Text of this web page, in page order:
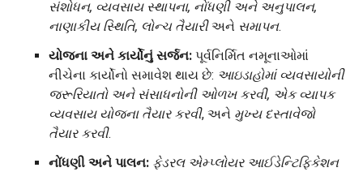
સંશોધન, વ્યવસાય સ્થાપના, નોંધણી અને અનુપાલન,
નાણાકીય સ્થિતિ, લોન્ચ તૈયારીઅને સમાપન.
યોજના અને કાર્યોનું સર્જન: પૂર્વનિર્મિત નમૂનાઓમાં
નીચેના કાર્યોનો સમાવેશ થાય છે: આઇડાહોમાં વ્યવસાયોની
જરૂરિયાતો અને સંસાધનોની ઓળખ કરવી, એક વ્યાપક
વ્યવસાય યોજના તૈયાર કરવી, અને મુખ્ય દસ્તાવેજો
તૈયાર કરવી.
નોંધણી અને પાલન: ફેડરલ એમ્પ્લોયર આઈડેન્ટિફિકેશન